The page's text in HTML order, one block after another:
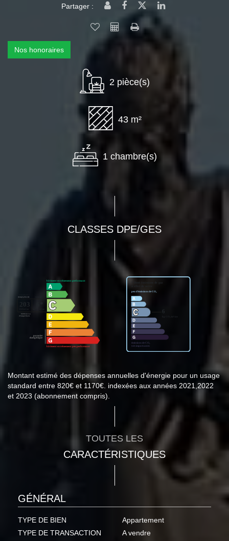
Partager :
Nos honoraires
2 pièce(s)
43 m²
1 chambre(s)
CLASSES DPE/GES
Montant estimé des dépenses annuelles d'énergie pour un usage
standard entre 820€ et 1170€. indexées aux années 2021,2022
et 2023 (abonnement compris).
TOUTES LES
CARACTÉRISTIQUES
GÉNÉRAL
TYPE DE BIEN
Appartement
TYPE DE TRANSACTION
A vendre